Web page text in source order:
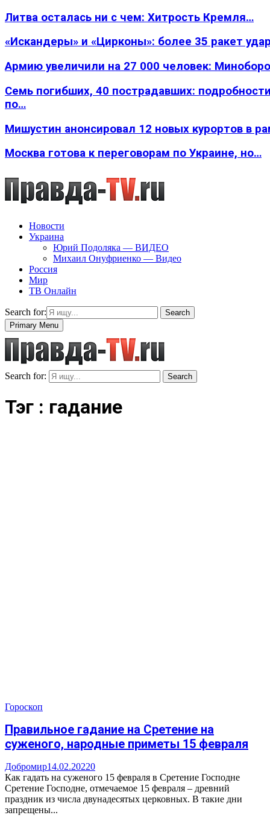
Литва осталась ни с чем: Хитрость Кремля…
«Искандеры» и «Цирконы»: более 35 ракет
Армию увеличили на 27 000 человек:
Семь погибших, 40 пострадавших:
по…
Мишустин анонсировал 12 новых курортов в
Москва готова к переговорам по Украине, но…
Новости
Украина
Юрий Подоляка — ВИДЕО
Михаил Онуфриенко — Видео
Россия
Мир
ТВ Онлайн
Search for:
Search
Primary Menu
Search for: Search
Тэг : гадание
Гороскоп
Правильное гадание на Сретение на
суженого, народные приметы 15 февраля
Добромир14.02.20220
Как гадать на суженого 15 февраля в Сретение Господне
Сретение Господне, отмечаемое 15 февраля – древний
праздник из числа двунадесятых церковных. В такие дни
запрещены...